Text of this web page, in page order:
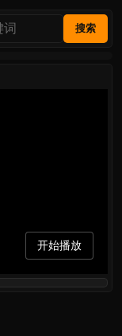
搜索
开始播放